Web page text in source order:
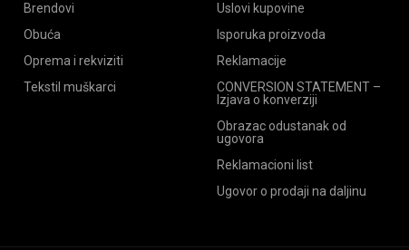
Brendovi
Obuća
Oprema i rekviziti
Tekstil muškarci
Uslovi kupovine
Isporuka proizvoda
Reklamacije
CONVERSION STATEMENT –
Izjava o konverziji
Obrazac odustanak od
ugovora
Reklamacioni list
Ugovor o prodaji na daljinu